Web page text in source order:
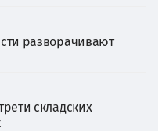
разворачивают
складских